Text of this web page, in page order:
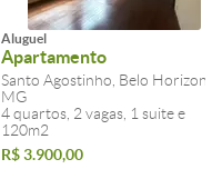
Aluguel
Apartamento
Santo Agostinho, Belo
MG
4 quartos, 2 vagas, 1 suite e
120m2
R$ 3.900,00